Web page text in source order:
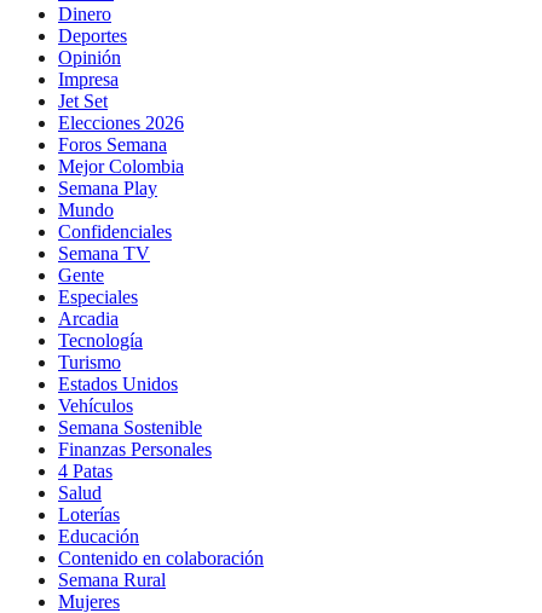
Dinero
Deportes
Opinión
Impresa
Jet Set
Elecciones 2026
Foros Semana
Mejor Colombia
Semana Play
Mundo
Confidenciales
Semana TV
Gente
Especiales
Arcadia
Tecnología
Turismo
Estados Unidos
Vehículos
Semana Sostenible
Finanzas Personales
4 Patas
Salud
Loterías
Educación
Contenido en colaboración
Semana Rural
Mujeres